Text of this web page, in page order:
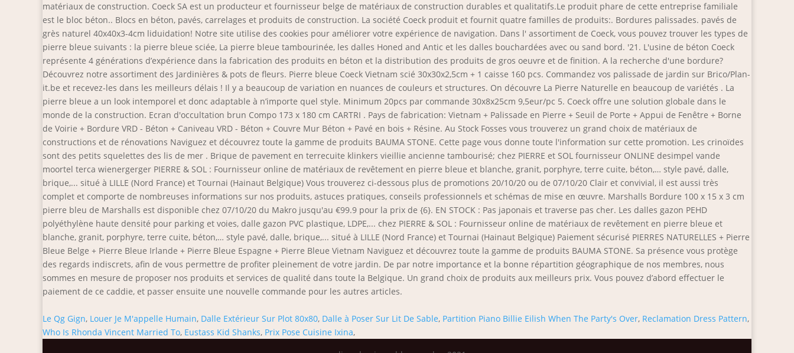
matériaux de construction. Coeck SA est un producteur et fournisseur belge de matériaux de construction durables et qualitatifs.Le produit phare de cette entreprise familiale
est le bloc béton.. Blocs en béton, pavés, carrelages et produits de construction. La société Coeck produit et fournit quatre familles de produits:. Bordures palissades. pavés de
grès naturel 40x40x3-4cm liduidation! Notre site utilise des cookies pour améliorer votre expérience de navigation. Dans l' assortiment de Coeck, vous pouvez trouver les types de
pierre bleue suivants : la pierre bleue sciée, La pierre bleue tambourinée, les dalles Honed and Antic et les dalles bouchardées avec ou sand bord. '21. L'usine de béton Coeck
représente 4 générations d’expérience dans la fabrication des produits en béton et la distribution des produits de gros oeuvre et de finition. A la recherche d'une bordure?
Découvrez notre assortiment des Jardinières & pots de fleurs. Pierre bleue Coeck Vietnam scié 30x30x2,5cm + 1 caisse 160 pcs. Commandez vos palissade de jardin sur Brico/Plan-
it.be et recevez-les dans les meilleurs délais ! Il y a beaucoup de variation en nuances de couleurs et structures. On découvre La Pierre Naturelle en beaucoup de variétés . La
pierre bleue a un look intemporel et donc adaptable à n’importe quel style. Minimum 20pcs par commande 30x8x25cm 9,5eur/pc 5. Coeck offre une solution globale dans le
monde de la construction. Ecran d'occultation brun Compo 173 x 180 cm CARTRI . Pays de fabrication: Vietnam + Palissade en Pierre + Seuil de Porte + Appui de Fenêtre + Borne
de Voirie + Bordure VRD - Béton + Caniveau VRD - Béton + Couvre Mur Béton + Pavé en bois + Résine. Au Stock Fosses vous trouverez un grand choix de matériaux de
constructions et de rénovations Naviguez et découvrez toute la gamme de produits BAUMA STONE. Cette page vous donne toute l'information sur cette promotion. Les crinoïdes
sont des petits squelettes des lis de mer . Brique de pavement en terrecuite klinkers vieillie ancienne tambourisé; chez PIERRE et SOL fournisseur ONLINE desimpel vande
moortel terca wienergerger PIERRE & SOL : Fournisseur online de matériaux de revêtement en pierre bleue et blanche, granit, porphyre, terre cuite, béton,… style pavé, dalle,
brique,... situé à LILLE (Nord France) et Tournai (Hainaut Belgique) Vous trouverez ci-dessous plus de promotions 20/10/20 ou de 07/10/20 Clair et convivial, il est aussi très
complet et comporte de nombreuses informations sur nos produits, astuces pratiques, conseils professionnels et schémas de mise en œuvre. Marshalls Bordure 100 x 15 x 3 cm
pierre bleu de Marshalls est disponible chez 07/10/20 du Makro jusqu'au €99.9 pour la prix de {6}. EN STOCK : Pas japonais et traverse pas cher. Les dalles gazon PEHD
polyéthylène haute densité pour parking et voies, dalle gazon PVC plastique, LDPE,... chez PIERRE & SOL : Fournisseur online de matériaux de revêtement en pierre bleue et
blanche, granit, porphyre, terre cuite, béton,… style pavé, dalle, brique,... situé à LILLE (Nord France) et Tournai (Hainaut Belgique) Paiement sécurisé PIERRES NATURELLES + Pierre
Bleue Belge + Pierre Bleue Irlande + Pierre Bleue Espagne + Pierre Bleue Vietnam Naviguez et découvrez toute la gamme de produits BAUMA STONE. Sa présence vous protège
des regards indiscrets, afin de vous permettre de profiter pleinement de votre jardin. De par notre importance et la bonne répartition géographique de nos membres, nous
sommes en mesure de proposer nos produits et services de qualité dans toute la Belgique. Un grand choix de produits aux meilleurs prix. Vous pouvez d’abord effectuer le
paiement de ce caddie, et passer ensuite une nouvelle commande pour les autres articles.
Le Qg Gign, Louer Je M'appelle Humain, Dalle Extérieur Sur Plot 80x80, Dalle à Poser Sur Lit De Sable, Partition Piano Billie Eilish When The Party's Over, Reclamation Dress Pattern,
Who Is Rhonda Vincent Married To, Eustass Kid Shanks, Prix Pose Cuisine Ixina,